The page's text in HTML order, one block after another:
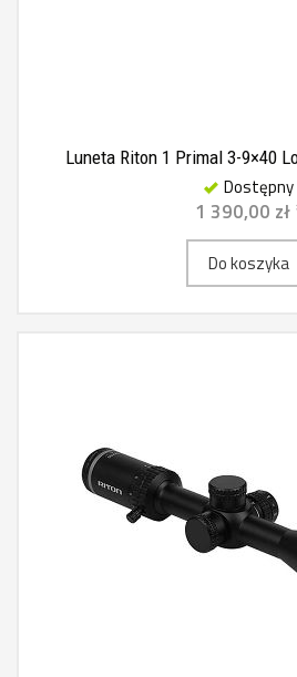
Luneta Riton 1 Primal 3-9×40
Dostępny
1 390,00 zł
Do koszyka